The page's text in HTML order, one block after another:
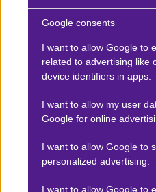
Google consents
I want to allow Google to
related to advertising like
device identifiers in apps.
I want to allow my user
Google for online
I want to allow Google to
personalized advertising.
I want to allow Google to
Ο Θάνος
Άρης - ΑΕΚ
Stoiximan Σούπερ Λιγκ
Αποτέλεσμα: 1-1